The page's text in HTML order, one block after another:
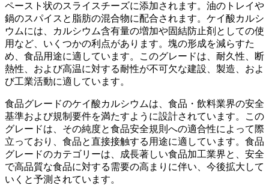
ペースト状のスライスチーズに添加されます。油のトレイや
鍋のスパイスと脂肪の混合物に配合されます。ケイ酸カルシ
ウムには、カルシウム含有量の増加や固結防止剤としての使
用など、いくつかの利点があります。塊の形成を減らすた
め、食品用途に適しています。このグレードは、耐久性、断
熱性、および高温に対する耐性が不可欠な建設、製造、およ
び工業活動に適しています。
食品グレードのケイ酸カルシウムは、食品・飲料業界の安全
基準および規制要件を満たすように設計されています。この
グレードは、その純度と食品安全規則への適合性によって際
立っており、食品と直接接触する用途に適しています。食品
グレードのカテゴリーは、成長著しい食品加工業界と、安全
で高品質な食品に対する需要の高まりに伴い、今後拡大して
いくと予測されています。